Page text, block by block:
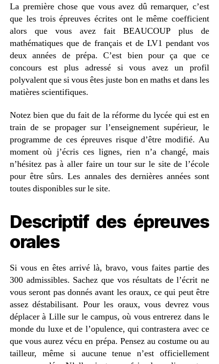
La première chose que vous avez dû remarquer, c’est
que les trois épreuves écrites ont le même coefficient
alors que vous avez fait BEAUCOUP plus de
mathématiques que de français et de LV1 pendant vos
deux années de prépa. C’est bien pour ça que ce
concours est plus adressé si vous avez un profil
polyvalent que si vous êtes juste bon en maths et dans les
matières scientifiques.
Notez bien que du fait de la réforme du lycée qui est en
train de se propager sur l’enseignement supérieur, le
programme de ces épreuves risque d’être modifié. Au
moment où j’écris ces lignes, rien n’a changé, mais
n’hésitez pas à aller faire un tour sur le site de l’école
pour être sûrs. Les annales des dernières années sont
toutes disponibles sur le site.
Descriptif des épreuves
orales
Si vous en êtes arrivé là, bravo, vous faites partie des
300 admissibles. Sachez que vos résultats de l’écrit ne
vous seront pas donnés avant les oraux, ce qui peut être
assez déstabilisant. Pour les oraux, vous devrez vous
déplacer à Lille sur le campus, où vous entrerez dans le
monde du luxe et de l’opulence, qui contrastera avec ce
que vous aurez vécu en prépa. Pensez au costume ou au
tailleur, même si aucune tenue n’est officiellement